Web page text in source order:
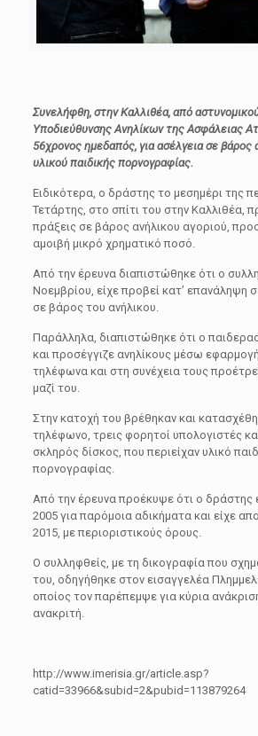
Συνελήφθη, στην Καλλιθέα, από
Υποδιεύθυνσης Ανηλίκων της Ασφάλειας
56χρονος ημεδαπός, για ασέλγεια σε βάρος
υλικού παιδικής πορνογραφίας.
Ειδικότερα, ο δράστης το μεσημέρι της
Τετάρτης, στο σπίτι του στην Καλλιθέα,
πράξεις σε βάρος ανήλικου αγοριού,
αμοιβή μικρό χρηματικό ποσό.
Από την έρευνα διαπιστώθηκε ότι ο
Νοεμβρίου, είχε προβεί κατ’ επανάληψη
σε βάρος του ανήλικου.
Παράλληλα, διαπιστώθηκε ότι ο
και προσέγγιζε ανηλίκους μέσω
τηλέφωνα και στη συνέχεια τους
μαζί του.
Στην κατοχή του βρέθηκαν και
τηλέφωνο, τρεις φορητοί υπολογιστές
σκληρός δίσκος, που περιείχαν υλικό
πορνογραφίας.
Από την έρευνα προέκυψε ότι ο δράστης
2005 για παρόμοια αδικήματα και είχε
2015, με περιοριστικούς όρους.
Ο συλληφθείς, με τη δικογραφία που
του, οδηγήθηκε στον εισαγγελέα
οποίος τον παρέπεμψε για κύρια
ανακριτή.
http://www.imerisia.gr/article.asp?
catid=33966&subid=2&pubid=113879264